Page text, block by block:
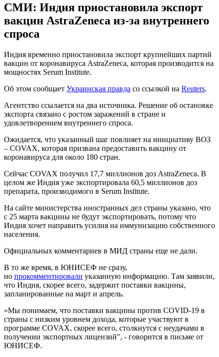
СМИ: Индия приостановила экспорт
вакцин AstraZeneca из-за внутреннего
спроса
Индия временно приостановила экспорт крупнейших партий
вакцин от коронавируса AstraZeneca, которая производится на
мощностях Serum Institute.
Об этом сообщает Украинская правда со ссылкой на Reuters.
Агентство ссылается на два источника. Решение об остановке
экспорта связано с ростом заражений в стране и
удовлетворением внутреннего спроса.
Ожидается, что указанный шаг повлияет на инициативу ВОЗ
– COVAX, которая призвана предоставить вакцину от
коронавируса для около 180 стран.
Сейчас COVAX получил 17,7 миллионов доз AstraZeneca. В
целом же Индия уже экспортировала 60,5 миллионов доз
препарата, производимого в Serum Institute.
На сайте министерства иностранных дел страны указано, что
с 25 марта вакцины не будут экспортировать, потому что
Индия хочет направить усилия на иммунизацию собственного
населения.
Официальных комментариев в МИД страны еще не дали.
В то же время, в ЮНИСЕФ не сразу,
но прокомментировали указанную информацию. Там заявили,
что Индия, скорее всего, задержит поставки вакцины,
запланированные на март и апрель.
«Мы понимаем, что поставки вакцины против COVID-19 в
страны с низким уровнем дохода, которые участвуют в
программе COVAX, скорее всего, столкнутся с неудачами в
получении экспортных лицензий", - говорится в письме от
ЮНИСЕФ.